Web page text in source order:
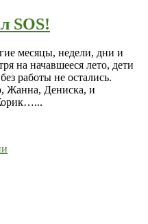
SOS!
месяцы, недели, дни и
на начавшееся лето, дети
работы не остались.
Дениска, и